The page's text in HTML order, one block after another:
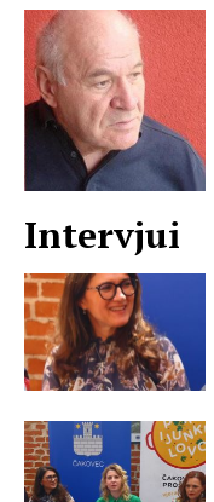
Intervjui